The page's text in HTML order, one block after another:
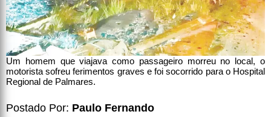
Um homem que viajava como passageiro morreu no local, o
motorista sofreu ferimentos graves e foi socorrido para o Hospital
Regional de Palmares.
Postado Por: Paulo Fernando